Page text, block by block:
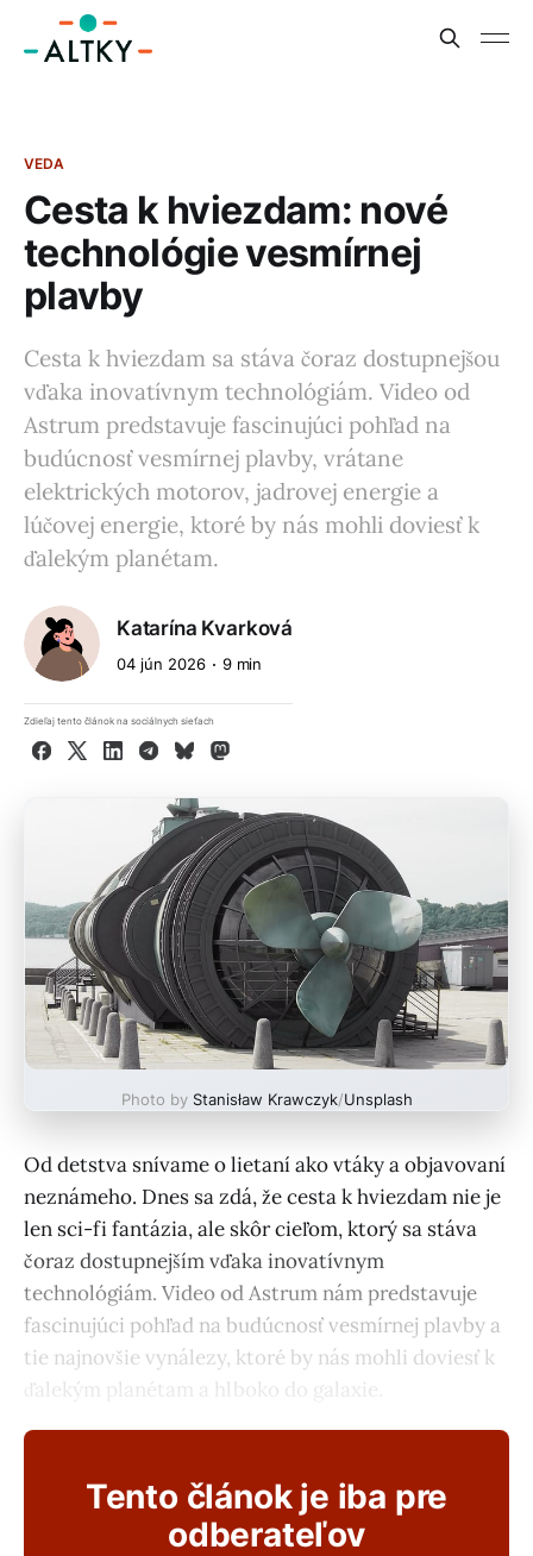
VEDA
Cesta k hviezdam: nové
technológie vesmírnej
plavby
Cesta k hviezdam sa stáva čoraz dostupnejšou
vďaka inovatívnym technológiám. Video od
Astrum predstavuje fascinujúci pohľad na
budúcnosť vesmírnej plavby, vrátane
elektrických motorov, jadrovej energie a
lúčovej energie, ktoré by nás mohli doviesť k
ďalekým planétam.
Katarína Kvarková
04 jún 2026 9 min
Zdieľaj tento článok na sociálnych sieťach
Facebook
X LinkedInTelegram
BlueskyMastodon
Photo by Stanisław Krawczyk/Unsplash
Od detstva snívame o lietaní ako vtáky a objavovaní
neznámeho. Dnes sa zdá, že cesta k hviezdam nie je
len sci-fi fantázia, ale skôr cieľom, ktorý sa stáva
čoraz dostupnejším vďaka inovatívnym
technológiám. Video od Astrum nám predstavuje
fascinujúci pohľad na budúcnosť vesmírnej plavby a
tie najnovšie vynálezy, ktoré by nás mohli doviesť k
ďalekým planétam a hlboko do galaxie.
Tento článok je iba pre
odberateľov